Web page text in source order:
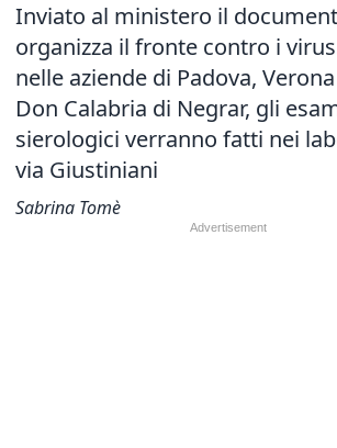
Inviato al ministero il
organizza il fronte contro i
nelle aziende di Padova,
Don Calabria di Negrar, gli
sierologici verranno fatti nei
via Giustiniani
Sabrina Tomè